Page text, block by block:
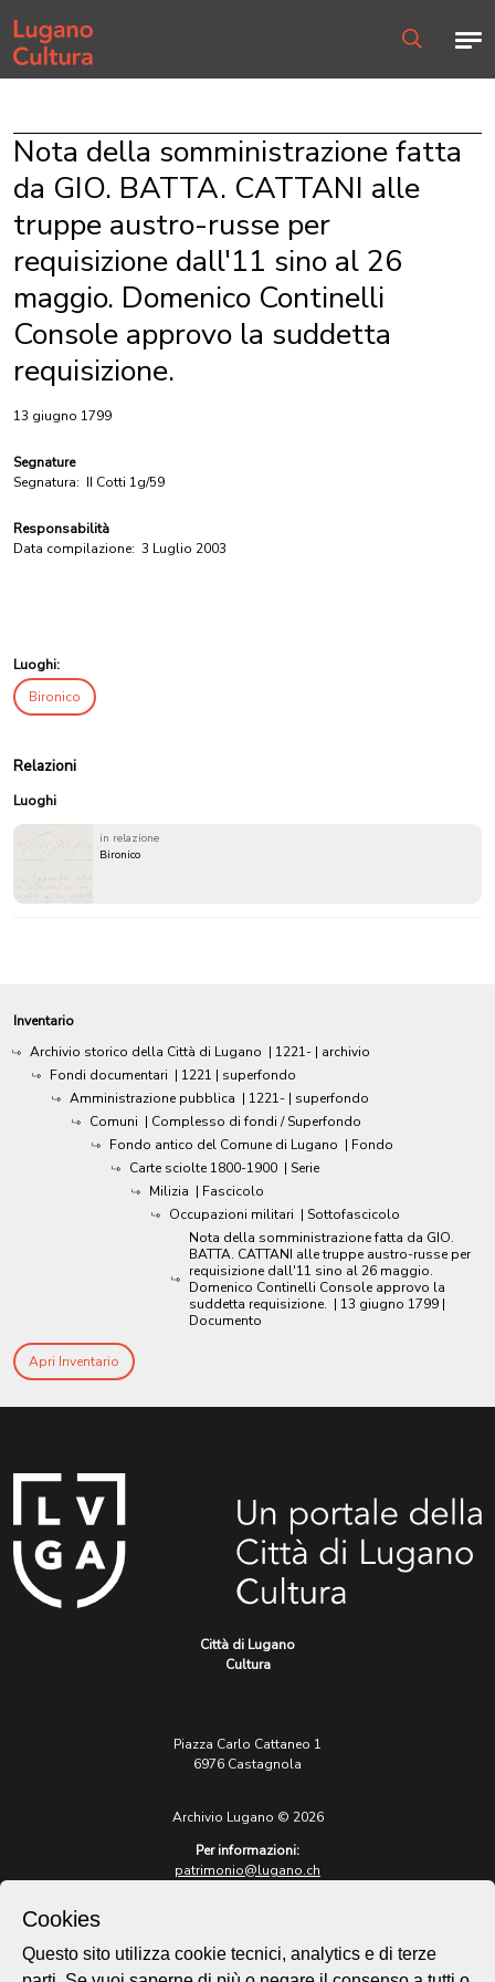
Home page
Nota della somministrazione fatta
da GIO. BATTA. CATTANI alle
truppe austro-russe per
requisizione dall'11 sino al 26
maggio. Domenico Continelli
Console approvo la suddetta
requisizione.
13 giugno 1799
Segnature
Segnatura: II Cotti 1g/59
Responsabilità
Data compilazione: 3 Luglio 2003
Luoghi:
Bironico
Relazioni
Luoghi
in relazione
Bironico
Inventario
Archivio storico della Città di Lugano | 1221- | archivio
Fondi documentari | 1221 | superfondo
Amministrazione pubblica | 1221- | superfondo
Comuni | Complesso di fondi / Superfondo
Fondo antico del Comune di Lugano | Fondo
Carte sciolte 1800-1900 | Serie
Milizia | Fascicolo
Occupazioni militari | Sottofascicolo
Nota della somministrazione fatta da GIO.
BATTA. CATTANI alle truppe austro-russe per
requisizione dall'11 sino al 26 maggio.
Domenico Continelli Console approvo la
suddetta requisizione. | 13 giugno 1799 |
Documento
Apri Inventario
Città di Lugano
Cultura
Piazza Carlo Cattaneo 1
6976 Castagnola
Archivio Lugano © 2026
Per informazioni:
patrimonio@lugano.ch
lugano.ch
Cookies
Questo sito utilizza cookie tecnici, analytics e di terze